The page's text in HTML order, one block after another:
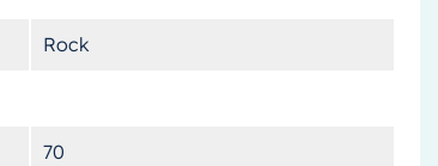
Rock
70